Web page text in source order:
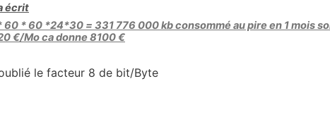
écrit
60 * 60 *24*30 = 331 776 000 kb consommé au pire en 1 mois
€/Mo ca donne 8100 €
le facteur 8 de bit/Byte